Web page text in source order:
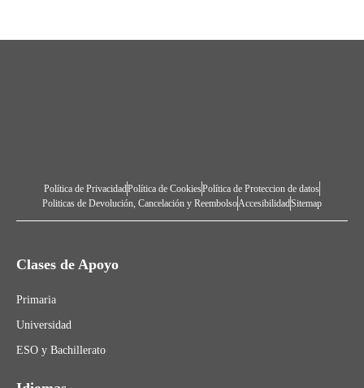
Política de PrivacidadPolítica de CookiesPolítica de Proteccion de datos
Politicas de Devolución, Cancelación y ReembolsoAccesibilidadSitemap
Clases de Apoyo
Primaria
Universidad
ESO y Bachillerato